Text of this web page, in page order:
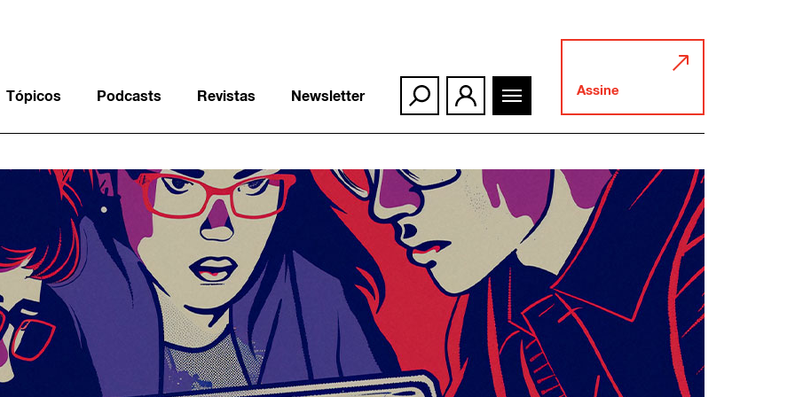
Tópicos Podcasts Revistas Newsletter Assine